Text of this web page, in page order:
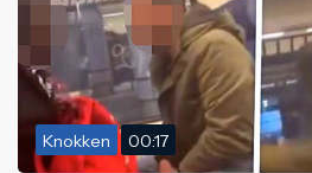
Knokken 00:17